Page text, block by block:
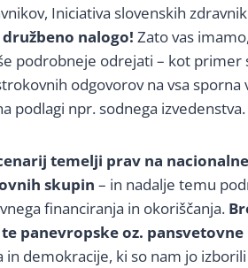
Iniciativa slovenskih
nalogo! Zato vas
podrobneje odrejati – kot
odgovorov na vsa
podlagi npr. sodnega izvedenstva.
temelji prav na
skupin – in nadalje temu
financiranja in okoriščanja.
panevropske oz.
demokracije, ki so nam jo